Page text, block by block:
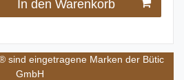
In den Warenkorb
sind eingetragene Marken der Bütic
GmbH